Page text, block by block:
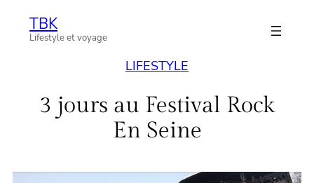
AllerTBK
Lifestyle et voyage
LIFESTYLE
3 jours au Festival Rock
En Seine